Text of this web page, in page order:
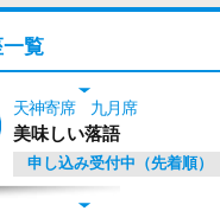
天神寄席 九月席
美味しい落語
申し込み受付中（先着順）